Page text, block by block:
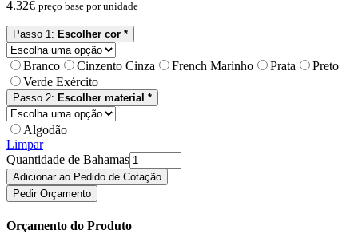
4.32€ preço base por unidade
Passo 1: Escolher cor *
Branco Cinzento Cinza French Marinho Prata
Preto
Verde Exército
Passo 2: Escolher material *
Algodão
Limpar
Quantidade de Bahamas
Adicionar ao Pedido de Cotação
Pedir Orçamento
Orçamento do Produto